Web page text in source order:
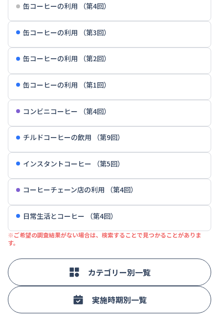
缶コーヒーの利用 （第4回）
缶コーヒーの利用 （第3回）
缶コーヒーの利用 （第2回）
缶コーヒーの利用 （第1回）
コンビニコーヒー （第4回）
チルドコーヒーの飲用 （第9回）
インスタントコーヒー （第5回）
コーヒーチェーン店の利用 （第4回）
日常生活とコーヒー （第4回）
※ご希望の調査結果がない場合は、検索することで見つかることがありま
す。
カテゴリー別一覧
実施時期別一覧